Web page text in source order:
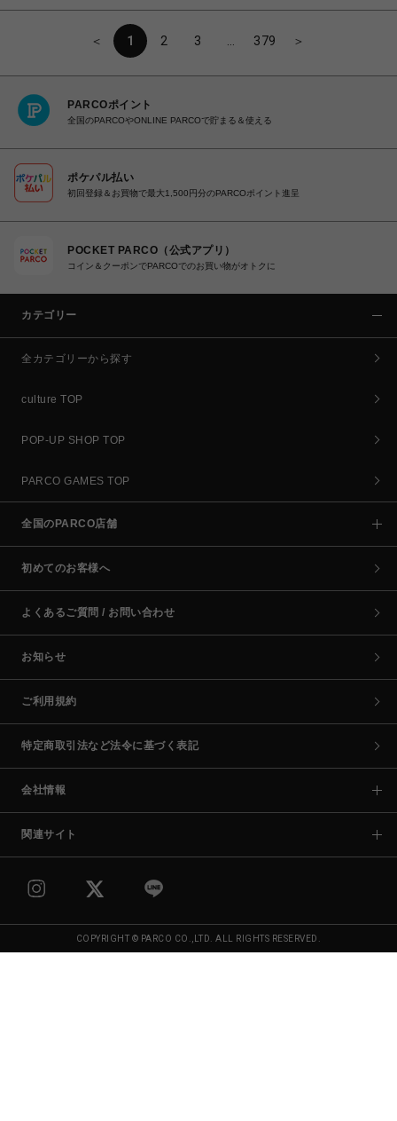
＜ 1 2 3 379 ＞
PARCOポイント
全国のPARCOやONLINE PARCOで貯まる＆使える
ポケパル払い
初回登録＆お買物で最大1,500円分のPARCOポイント進呈
POCKET PARCO（公式アプリ）
コイン＆クーポンでPARCOでのお買い物がオトクに
カテゴリー
全カテゴリーから探す
culture TOP
POP-UP SHOP TOP
PARCO GAMES TOP
全国のPARCO店舗
初めてのお客様へ
よくあるご質問 / お問い合わせ
お知らせ
ご利用規約
特定商取引法など法令に基づく表記
会社情報
関連サイト
COPYRIGHT © PARCO CO.,LTD. ALL RIGHTS RESERVED.